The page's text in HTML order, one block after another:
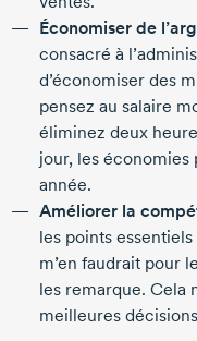
Économiser de
consacré à
d’économiser des
pensez au salaire
éliminez deux
jour, les économies
année.
Améliorer la
les points
m’en faudrait pour
les remarque. Cela
meilleures